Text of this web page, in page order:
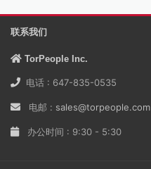
联系我们
TorPeople Inc.
电话 : 647-835-0535
电邮 : sales@torpeople.com
办公时间 : 9:30 - 5:30